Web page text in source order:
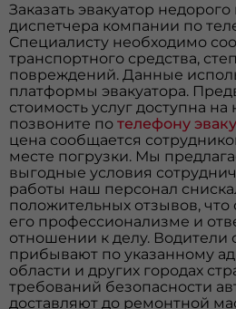
Заказать эвакуатор
диспетчера компании по
Специалисту необходимо
транспортного средства,
повреждений. Данные
платформы эвакуатора.
стоимость услуг доступна
позвоните потелефону
цена сообщается
месте погрузки. Мы
выгодные условия
работы наш персонал
положительных отзывов, что
его профессионализме и
отношении к делу. Водители
прибывают по указанному
области и других городах
требований безопасности
доставляют до ремонтной